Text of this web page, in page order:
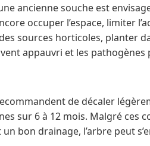
ancienne souche est
occuper l’espace, limiter
sources horticoles, planter
appauvri et les pathogènes
de décaler
sur 6 à 12 mois. Malgré
bon drainage, l’arbre peut